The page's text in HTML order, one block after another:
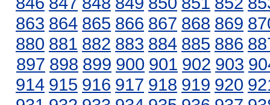
863 864 865 866 867 868 869
880 881 882 883 884 885 886
897 898 899 900 901 902 903
914 915 916 917 918 919 920